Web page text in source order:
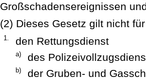
Großschadensereignissen
(2) Dieses Gesetz gilt nicht für
1. den Rettungsdienst
a) des
b)
der Gruben- und